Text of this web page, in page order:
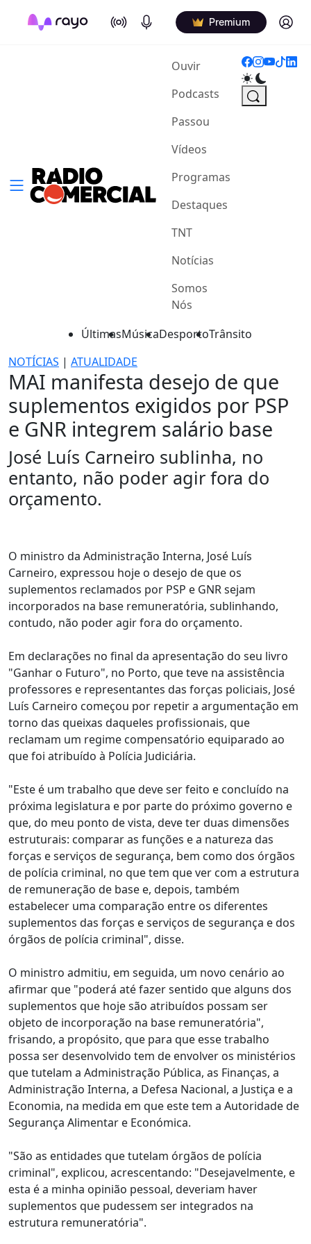
On Air Podcasts Premium Log in
Ouvir(current)
Podcasts
Passou
Vídeos
Programas
Destaques
TNT
Notícias
Somos
Nós
ÚltimasMúsicaDesportoTrânsito
NOTÍCIAS | ATUALIDADE
MAI manifesta desejo de que
suplementos exigidos por PSP
e GNR integrem salário base
José Luís Carneiro sublinha, no
entanto, não poder agir fora do
orçamento.
O ministro da Administração Interna, José Luís
Carneiro, expressou hoje o desejo de que os
suplementos reclamados por PSP e GNR sejam
incorporados na base remuneratória, sublinhando,
contudo, não poder agir fora do orçamento.
Em declarações no final da apresentação do seu livro
"Ganhar o Futuro", no Porto, que teve na assistência
professores e representantes das forças policiais, José
Luís Carneiro começou por repetir a argumentação em
torno das queixas daqueles profissionais, que
reclamam um regime compensatório equiparado ao
que foi atribuído à Polícia Judiciária.
"Este é um trabalho que deve ser feito e concluído na
próxima legislatura e por parte do próximo governo e
que, do meu ponto de vista, deve ter duas dimensões
estruturais: comparar as funções e a natureza das
forças e serviços de segurança, bem como dos órgãos
de polícia criminal, no que tem que ver com a estrutura
de remuneração de base e, depois, também
estabelecer uma comparação entre os diferentes
suplementos das forças e serviços de segurança e dos
órgãos de polícia criminal", disse.
O ministro admitiu, em seguida, um novo cenário ao
afirmar que "poderá até fazer sentido que alguns dos
suplementos que hoje são atribuídos possam ser
objeto de incorporação na base remuneratória",
frisando, a propósito, que para que esse trabalho
possa ser desenvolvido tem de envolver os ministérios
que tutelam a Administração Pública, as Finanças, a
Administração Interna, a Defesa Nacional, a Justiça e a
Economia, na medida em que este tem a Autoridade de
Segurança Alimentar e Económica.
"São as entidades que tutelam órgãos de polícia
criminal", explicou, acrescentando: "Desejavelmente, e
esta é a minha opinião pessoal, deveriam haver
suplementos que pudessem ser integrados na
estrutura remuneratória".